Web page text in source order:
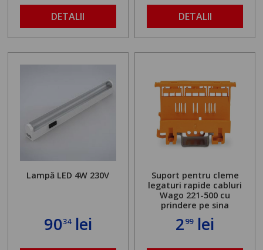
DETALII DETALII
Lampă LED 4W 230V
9034lei
Suport pentru cleme
legaturi rapide cabluri
Wago 221-500 cu
prindere pe sina
299lei